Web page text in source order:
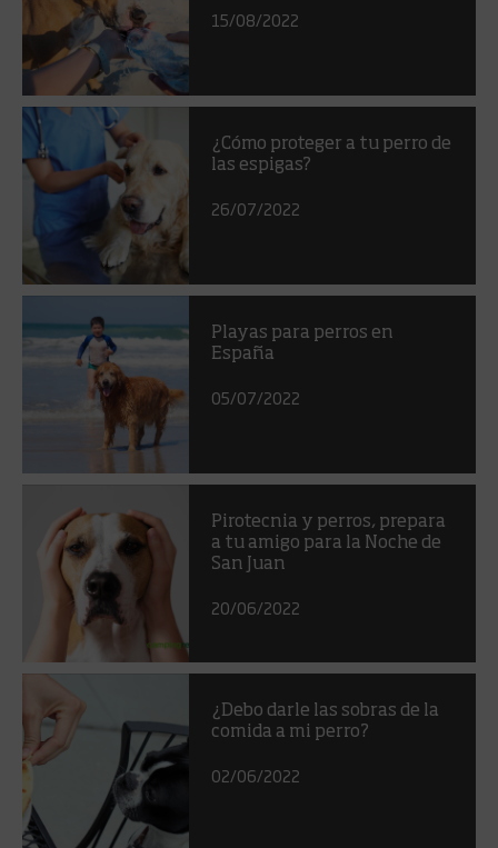
15/08/2022
¿Cómo proteger a tu perro de
las espigas?
26/07/2022
Playas para perros en
España
05/07/2022
Pirotecnia y perros, prepara
a tu amigo para la Noche de
San Juan
20/06/2022
¿Debo darle las sobras de la
comida a mi perro?
02/06/2022